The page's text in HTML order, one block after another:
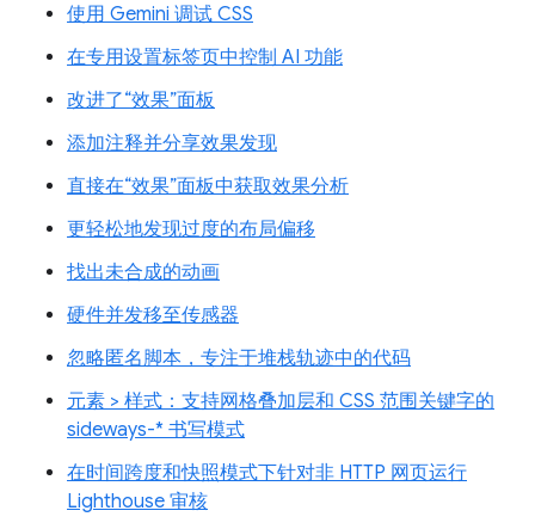
使用 Gemini 调试 CSS
在专用设置标签页中控制 AI 功能
改进了“效果”面板
添加注释并分享效果发现
直接在“效果”面板中获取效果分析
更轻松地发现过度的布局偏移
找出未合成的动画
硬件并发移至传感器
忽略匿名脚本，专注于堆栈轨迹中的代码
元素 > 样式：支持网格叠加层和 CSS 范围关键字的
sideways-* 书写模式
在时间跨度和快照模式下针对非 HTTP 网页运行
Lighthouse 审核